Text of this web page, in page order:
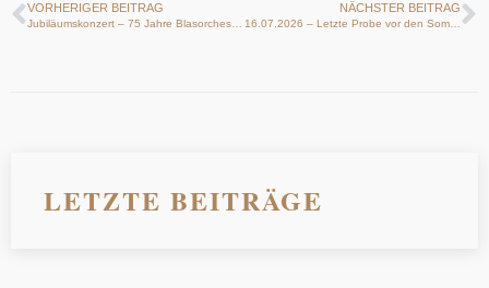
VORHERIGER BEITRAG NÄCHSTER BEITRAG
16.07.2026 – Letzte Probe vor den Sommerferien
LETZTE BEITRÄGE